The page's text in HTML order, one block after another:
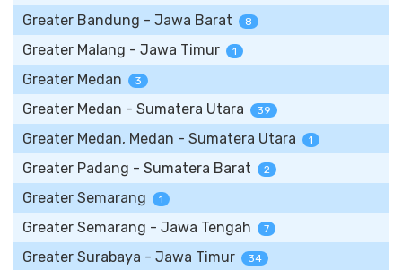
Greater Bandung - Jawa Barat 8
Greater Malang - Jawa Timur 1
Greater Medan 3
Greater Medan - Sumatera Utara 39
Greater Medan, Medan - Sumatera Utara 1
Greater Padang - Sumatera Barat 2
Greater Semarang 1
Greater Semarang - Jawa Tengah 7
Greater Surabaya - Jawa Timur 34